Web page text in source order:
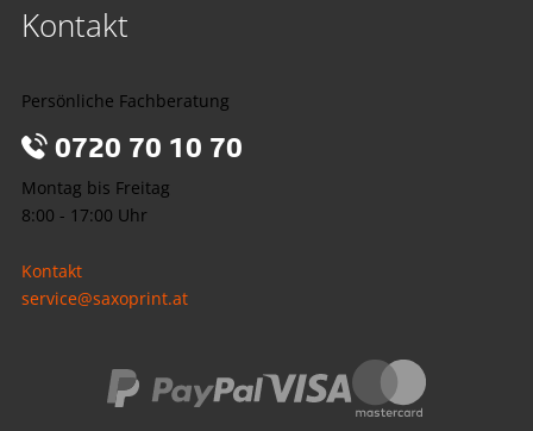
Kontakt
Persönliche Fachberatung
0720 70 10 70
Montag bis Freitag
8:00 - 17:00 Uhr
Kontakt
service@saxoprint.at